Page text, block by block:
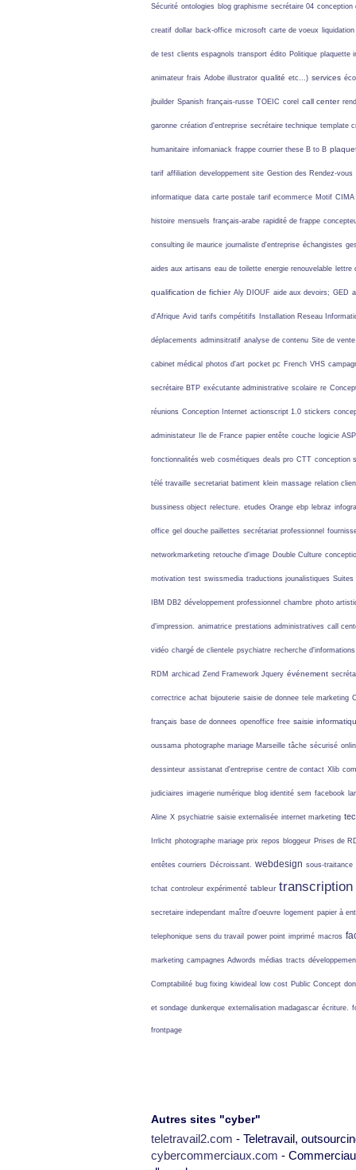
Sécurité ontologies blog graphisme secrétaire 04 conception
creatif dollar back-office microsoft carte de voeux liquidation
de test clients espagnols transport édito Politique plaquette
animateur frais Adobe illustrator qualité etc...) services
jbuilder Spanish français-russe TOEIC corel call center
garonne création d'entreprise secrétaire technique template
humanitaire infomaniack frappe courrier these B to B
tarif affiliation developpement site Gestion des Rendez-vous
informatique data carte postale tarif ecommerce Motif CIMA
histoire mensuels français-arabe rapidité de frappe
consulting ile maurice journaliste d'entreprise échangistes
aides aux artisans eau de toilette energie renouvelable lettre
qualification de fichier Aly DIOUF aide aux devoirs; GED
d'Afrique Avid tarifs compétitifs Installation Reseau
déplacements adminsitratif analyse de contenu Site de vente
cabinet médical photos d'art pocket pc French VHS
secrétaire BTP exécutante administrative scolaire re
réunions Conception Internet actionscript 1.0 stickers
administateur Ile de France papier entête couche logicie ASP
fonctionnalités web cosmétiques deals pro CTT conception
télé travaille secretariat batiment klein massage relation
bussiness object relecture. etudes Orange ebp lebraz
office gel douche paillettes secrétariat professionnel
networkmarketing retouche d'image Double Culture
motivation test swissmedia traductions jounalistiques Suites
IBM DB2 développement professionnel chambre photo
d'impression. animatrice prestations administratives call
vidéo chargé de clientele psychiatre recherche
RDM archicad Zend Framework Jquery événement
correctrice achat bijouterie saisie de donnee tele marketing
français base de donnees openoffice free saisie
oussama photographe mariage Marseille tâche sécurisé
dessinteur assistanat d'entreprise centre de contact Xlib
judiciaires imagerie numérique blog identité sem facebook
Aline X psychiatrie saisie externalisée internet marketing
Irrlicht photographe mariage prix repos bloggeur Prises de
entêtes courriers Décroissant. webdesign sous-traitance
tchat controleur expérimenté tableur transcription
secretaire independant maître d'oeuvre logement papier à
telephonique sens du travail power point imprimé macros
marketing campagnes Adwords médias tracts
Comptabilité bug fixing kiwideal low cost Public Concept
et sondage dunkerque externalisation madagascar écriture.
frontpage
Autres sites "cyber"
teletravail2.com - Teletravail,
cybercommerciaux.com -